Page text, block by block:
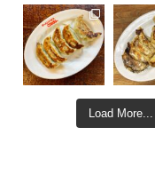
Load More...